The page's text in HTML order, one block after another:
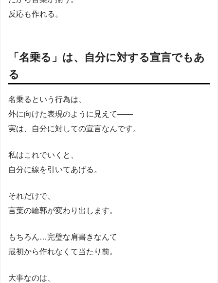
反応も作れる。
「名乗る」は、自分に対する宣言でもあ
る
名乗るという行為は、
外に向けた表現のように見えて――
実は、自分に対しての宣言なんです。
私はこれでいくと、
自分に線を引いてあげる。
それだけで、
言葉の輪郭が変わり出します。
もちろん…完璧な肩書きなんて
最初から作れなくて当たり前。
大事なのは、